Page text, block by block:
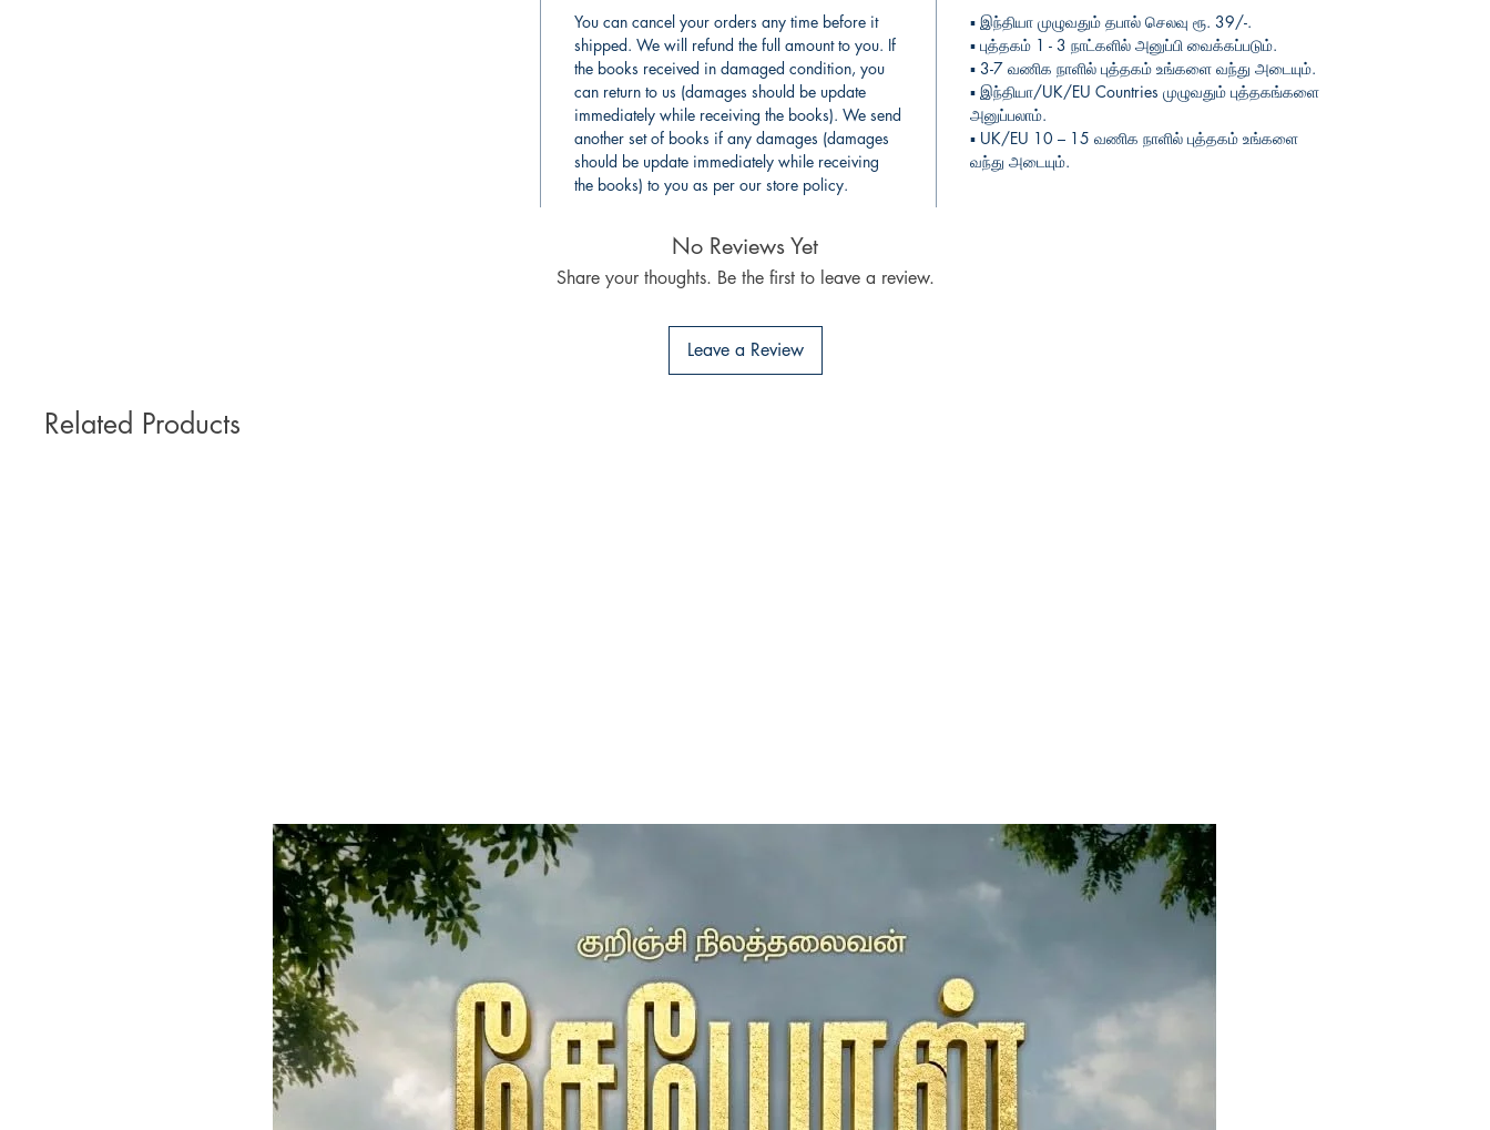
You can cancel your orders any time before it
shipped. We will refund the full amount to you. If
the books received in damaged condition, you
can return to us (damages should be update
immediately while receiving the books). We send
another set of books if any damages (damages
should be update immediately while receiving
the books) to you as per our store policy.
▪︎ இந்தியா முழுவதும் தபால் செலவு ரூ. 39/-.
▪︎ புத்தகம்1 - 3 நாட்களில் அனுப்பி வைக்கப்படும்.
▪︎ 3-7 வணிக நாளில் புத்தகம் உங்களை வந்து அடையும்.
▪︎ இந்தியா/UK/EU Countries முழுவதும் புத்தகங்களை
அனுப்பலாம்.
▪︎ UK/EU 10 – 15 வணிக நாளில் புத்தகம் உங்களை
வந்து அடையும்.
No Reviews Yet
Share your thoughts. Be the first to leave a review.
Leave a Review
Related Products